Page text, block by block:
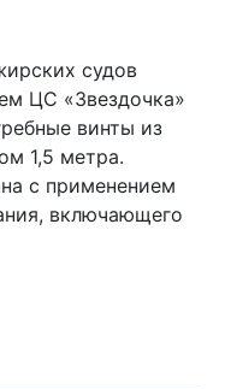
судов
ЦС «Звездочка»
винты из
1,5 метра.
с применением
включающего